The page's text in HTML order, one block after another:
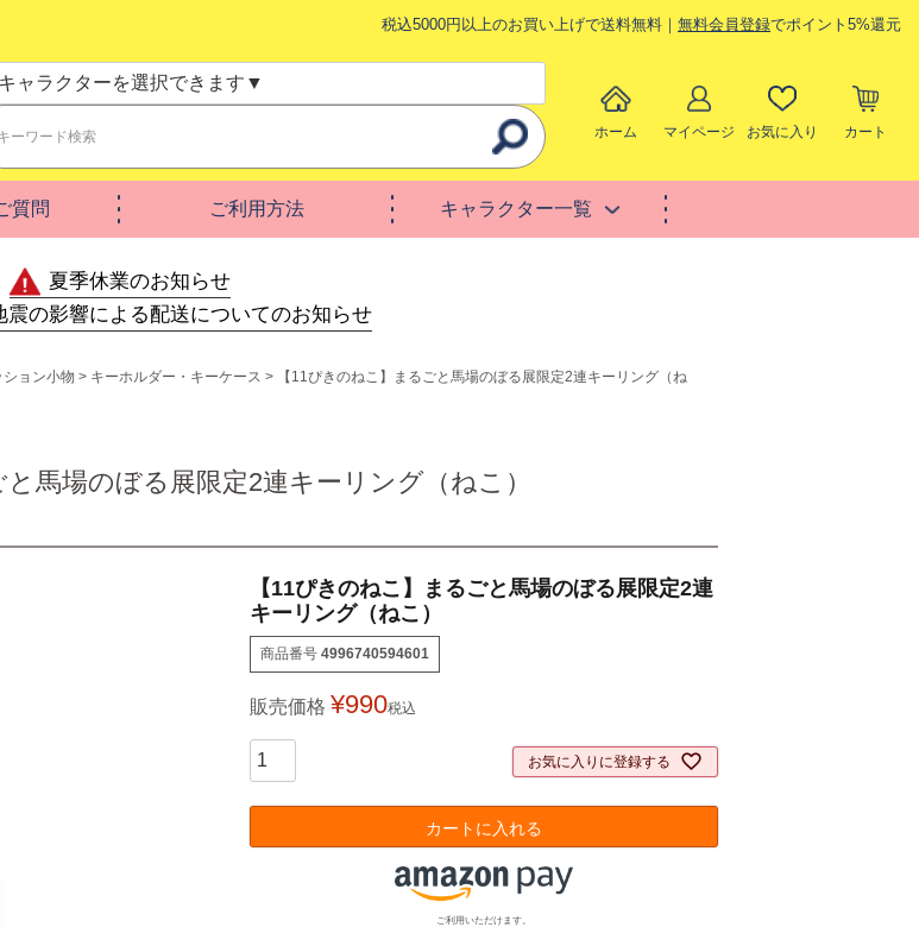
税込5000円以上のお買い上げで送料無料｜ 無料会員登録でポイント5%還元
ホーム マイページ お気に入り カート
質問 ご利用方法 キャラクター一覧
夏季休業のお知らせ
震の影響による配送についてのお知らせ
ション小物 キーホルダー・キーケース
【11ぴきのねこ】まるごと馬場のぼる展限定2連キーリング（ね
馬場のぼる展限定2連キーリング（ねこ）
【11ぴきのねこ】まるごと馬場のぼる展限定2連
キーリング（ねこ）
商品番号 4996740594601
販売価格 ¥990税込
お気に入りに登録する
カートに入れる
ご利用いただけます。